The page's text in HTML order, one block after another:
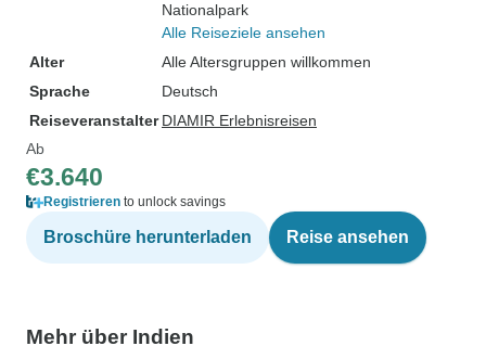
Nationalpark
Alle Reiseziele ansehen
Alter
Alle Altersgruppen willkommen
Sprache
Deutsch
Reiseveranstalter DIAMIR Erlebnisreisen
Ab
€3.640
Registrieren to unlock savings
Broschüre herunterladen Reise ansehen
Mehr über Indien